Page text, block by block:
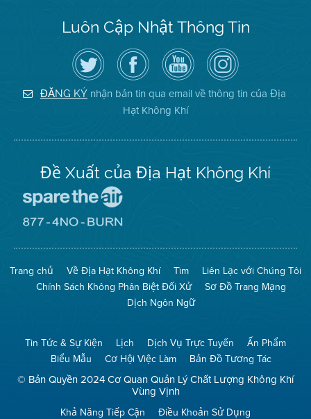
Luôn Cập Nhật Thông Tin
Hãy
theo
dõi
Địa
Hạt
Không
Truy
cập
Trang
Facebook
của
Địa
Hạt
Kênh
YouTube
của
Địa
Hạt
Không
Khí
Air
District
on
Instagram
ĐĂNG KÝ nhận bản tin qua email về thông tin của Địa
Hạt Không Khí
Đề Xuất của Địa Hạt Không Khí
The
(Bảo
Toàn
Không
Khí)
Mạng
No
Burn
(Không
Đốt)
Trang chủ Về Địa Hạt Không Khí Tìm
Liên Lạc với Chúng Tôi
Chính Sách Không Phân Biệt Đối Xử
Sơ Đồ Trang Mạng
Dịch Ngôn Ngữ
Tin Tức & Sự Kiện Lịch Dịch Vụ Trực Tuyến
Ấn Phẩm
Biểu Mẫu
Cơ Hội Việc Làm Bản Đồ Tương Tác
© Bản Quyền 2024 Cơ Quan Quản Lý Chất Lượng Không Khí
Vùng Vịnh
Khả Năng Tiếp Cận Điều Khoản Sử Dụng